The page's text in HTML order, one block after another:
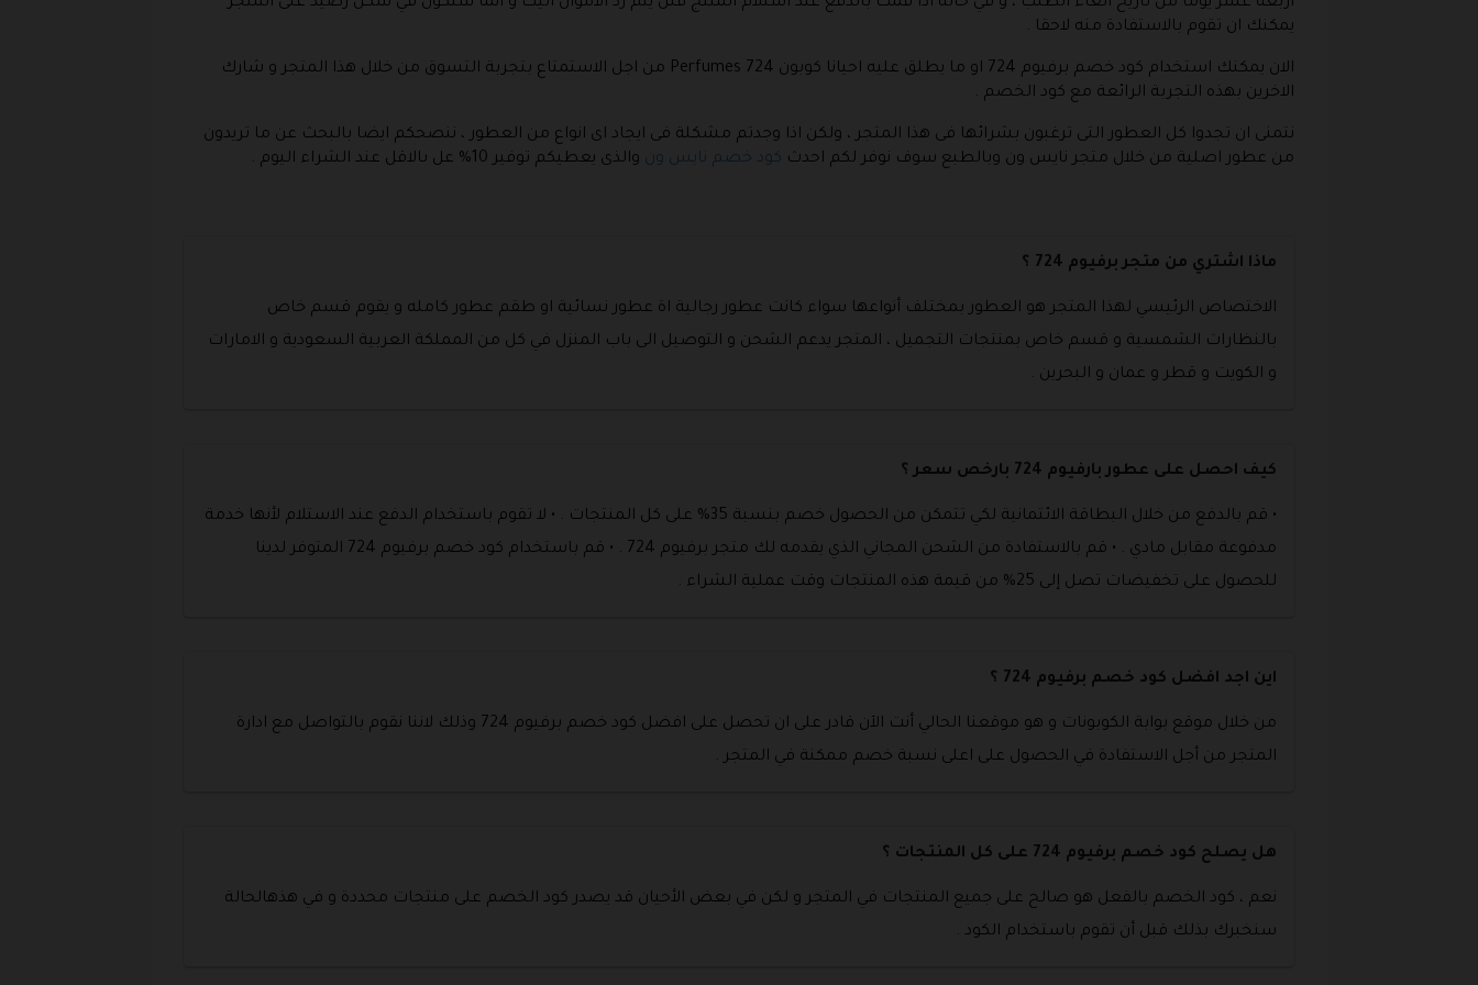
يمكنك ان تقوم بالاستفادة منه لاحقا .
الان يمكنك استخدام كود خصم برفيوم 724 او ما يطلق عليه احيانا كوبون Perfumes 724
من اجل الاستمتاع بتجربة التسوق من خلال هذا المتجر و شارك
الاخرين بهذه التجربة الرائعة مع كود الخصم .
نتمنى ان تجدوا كل العطور التى ترغبون بشرائها فى هذا المتجر ، ولكن اذا وجدتم مشكلة فى ايجاد اى انواع من العطور ، ننصحكم ايضا بالبحث عن ما تريدون
من عطور اصلية من خلال متجر نايس ون وبالطبع سوف نوفر لكم احدث كود خصم نايس ون والذى يعطيكم توفير 10% عل ىالاقل عند الشراء اليوم .
ماذا اشتري من متجر برفيوم 724 ؟
الاختصاص الرئيسي لهذا المتجر هو العطور بمختلف أنواعها سواء كانت عطور رجالية اة عطور نسائية او طقم عطور كامله و يقوم قسم خاص
بالنظارات الشمسية و قسم خاص بمنتجات التجميل ، المتجر يدعم الشحن و التوصيل الى باب المنزل في كل من المملكة العربية السعودية و الامارات
و الكويت و قطر و عمان و البحرين .
كيف احصل على عطور بارفيوم 724 بارخص سعر ؟
• قم بالدفع من خلال البطاقة الائتمانية لكي تتمكن من الحصول خصم بنسبة 35% على كل المنتجات . • لا تقوم باستخدام الدفع عند الاستلام لأنها خدمة
مدفوعة مقابل مادي . • قم بالاستفادة من الشحن المجاني الذي يقدمه لك متجر برفيوم 724 . • قم باستخدام كود خصم برفيوم 724 المتوفر لدينا
للحصول على تخفيضات تصل إلى 25% من قيمة هذه المنتجات وقت عملية الشراء .
اين اجد افضل كود خصم برفيوم 724 ؟
من خلال موقع بوابة الكوبونات و هو موقعنا الحالي أنت الآن قادر على ان تحصل على افضل كود خصم برفيوم 724 وذلك لاننا نقوم بالتواصل مع ادارة
المتجر من أجل الاستفادة في الحصول على اعلى نسبة خصم ممكنة في المتجر .
هل يصلح كود خصم برفيوم 724 على كل المنتجات ؟
نعم ، كود الخصم بالفعل هو صالح على جميع المنتجات في المتجر و لكن في بعض الأحيان قد يصدر كود الخصم على منتجات محددة و في هذهالحالة
سنخبرك بذلك قبل أن تقوم باستخدام الكود .